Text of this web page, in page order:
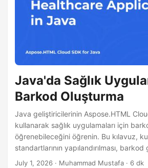
Java'da Sağlık
Barkod Oluşturma
Java geliştiricilerinin Aspose.HTML
kullanarak sağlık uygulamaları için
öğrenebileceğini öğrenin. Bu kılavuz,
standartlarının yapılandırılması,
oluşturulması, cURL ile bulut API’sine
July 1, 2026 · Muhammad Mustafa · 6 dk